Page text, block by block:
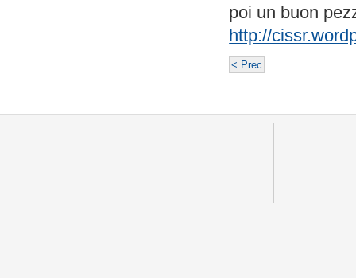
poi un buon
http://
< Prec